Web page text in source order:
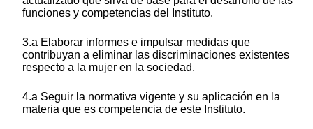
funciones y competencias del Instituto.
3.a Elaborar informes e impulsar medidas que
contribuyan a eliminar las discriminaciones existentes
respecto a la mujer en la sociedad.
4.a Seguir la normativa vigente y su aplicación en la
materia que es competencia de este Instituto.